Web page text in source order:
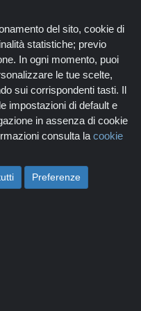
del sito, cookie di
statistiche; previo
In ogni momento, puoi
le tue scelte,
sui corrispondenti tasti. Il
impostazioni di default e
in assenza di cookie
consulta la cookie
Preferenze